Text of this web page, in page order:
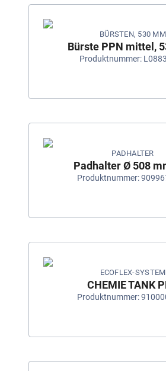
BÜRSTEN, 530 MM
Bürste PPN mittel,
Produktnummer:
PADHALTER
Padhalter Ø 508
Produktnummer:
ECOFLEX-SYSTEM
CHEMIE TANK
Produktnummer: